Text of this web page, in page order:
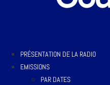
PRÉSENTATION DE LA RADIO
EMISSIONS
PAR DATES